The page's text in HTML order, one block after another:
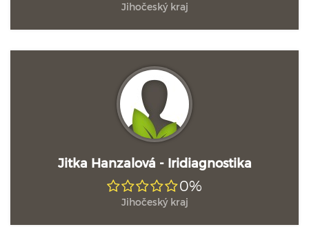
Jihočeský kraj
Jitka Hanzalová - Iridiagnostika
0%
Jihočeský kraj